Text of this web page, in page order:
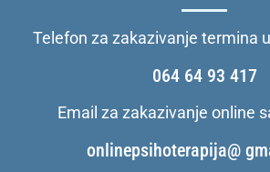
Telefon za zakazivanje termina
064 64 93 417
Email za zakazivanje online
onlinepsihoterapija@